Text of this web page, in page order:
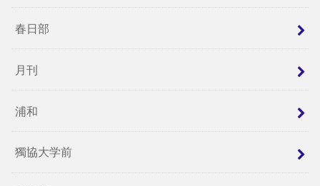
春日部
月刊
浦和
獨協大学前